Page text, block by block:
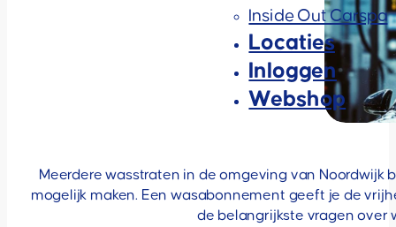
Inside Out Carspa
Locaties
Inloggen
Webshop
Meerdere wasstraten in de omgeving van
mogelijk maken. Een wasabonnement geeft je de
de belangrijkste vragen over